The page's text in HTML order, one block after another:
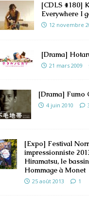
[CDLS #180]
Everywhere I
12 novembre
[Drama]
21 mars 2009
[Drama] Fumo
4 juin 2010
[Expo] Festival
impressionniste
Hiramatsu, le
Hommage à Monet
25 août 2013 1